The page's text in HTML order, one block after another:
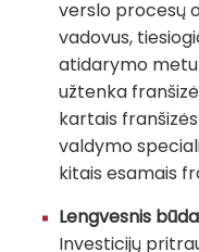
verslo procesų
vadovus,
atidarymo metu
užtenka
kartais
valdymo
kitais esamais
Lengvesnis
Investicijų